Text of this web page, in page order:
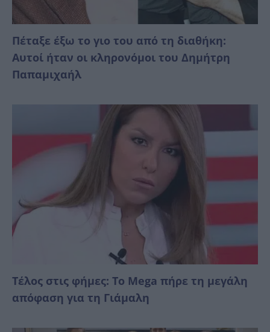
Πέταξε έξω το γιο του από τη διαθήκη:
Αυτοί ήταν οι κληρονόμοι του Δημήτρη
Παπαμιχαήλ
Τέλος στις φήμες: Το Mega πήρε τη μεγάλη
απόφαση για τη Γιάμαλη